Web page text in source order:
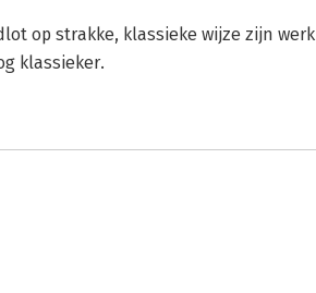
op strakke, klassieke wijze zijn werk
klassieker.